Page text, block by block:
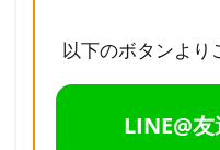
以下のボタンより
LINE@